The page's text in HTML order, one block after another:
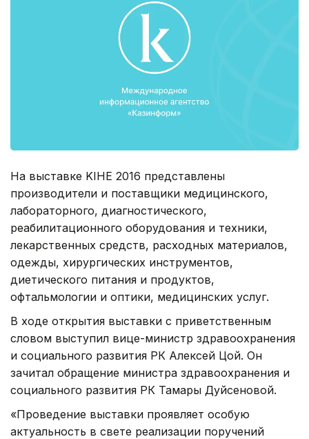
На выставке KIHE 2016 представлены
производители и поставщики медицинского,
лабораторного, диагностического,
реабилитационного оборудования и техники,
лекарственных средств, расходных материалов,
одежды, хирургических инструментов,
диетического питания и продуктов,
офтальмологии и оптики, медицинских услуг.
В ходе открытия выставки с приветственным
словом выступил вице-министр здравоохранения
и социального развития РК Алексей Цой. Он
зачитал обращение министра здравоохранения и
социального развития РК Тамары Дуйсеновой.
«Проведение выставки проявляет особую
актуальность в свете реализации поручений